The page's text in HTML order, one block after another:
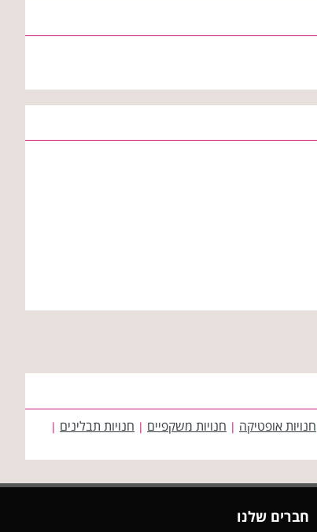
חנויות אופטיקה | חנויות משקפיים | חנויות תבלינים |
חברים שלנו